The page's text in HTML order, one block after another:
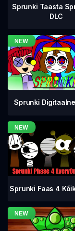
Sprunki Taasta
DLC
Sprunki
Sprunki Faas 4